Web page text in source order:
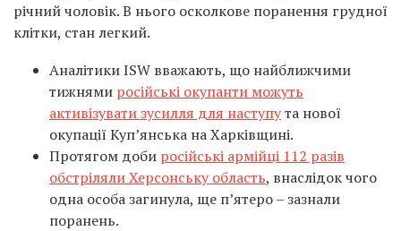
річний чоловік. В нього осколкове поранення грудної
клітки, стан легкий.
Аналітики ISW вважають, що найближчими
тижнями російські окупанти можуть
активізувати зусилля для наступута нової
окупації Куп’янська на Харківщині.
Протягом доби російські армійці 112 разів
обстріляли Херсонську область, внаслідок чого
одна особа загинула, ще п’ятеро – зазнали
поранень.